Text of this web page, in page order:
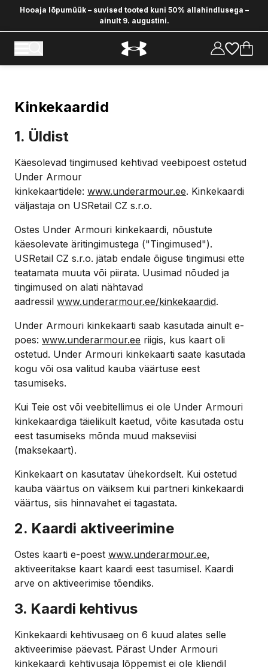
Hooaja lõpumüük – suvised tooted kuni 50% allahindlusega –
ainult 9. augustini.
Kinkekaardid
1. Üldist
Käesolevad tingimused kehtivad veebipoest ostetud
Under Armour
kinkekaartidele: www.underarmour.ee. Kinkekaardi
väljastaja on USRetail CZ s.r.o.
Ostes Under Armouri kinkekaardi, nõustute
käesolevate äritingimustega ("Tingimused").
USRetail CZ s.r.o. jätab endale õiguse tingimusi ette
teatamata muuta või piirata. Uusimad nõuded ja
tingimused on alati nähtavad
aadressil www.underarmour.ee/kinkekaardid.
Under Armouri kinkekaarti saab kasutada ainult e-
poes: www.underarmour.ee riigis, kus kaart oli
ostetud. Under Armouri kinkekaarti saate kasutada
kogu või osa valitud kauba väärtuse eest
tasumiseks.
Kui Teie ost või veebitellimus ei ole Under Armouri
kinkekaardiga täielikult kaetud, võite kasutada ostu
eest tasumiseks mõnda muud makseviisi
(maksekaart).
Kinkekaart on kasutatav ühekordselt. Kui ostetud
kauba väärtus on väiksem kui partneri kinkekaardi
väärtus, siis hinnavahet ei tagastata.
2. Kaardi aktiveerimine
Ostes kaarti e-poest www.underarmour.ee,
aktiveeritakse kaart kaardi eest tasumisel. Kaardi
arve on aktiveerimise tõendiks.
3. Kaardi kehtivus
Kinkekaardi kehtivusaeg on 6 kuud alates selle
aktiveerimise päevast. Pärast Under Armouri
kinkekaardi kehtivusaja lõppemist ei ole kliendil